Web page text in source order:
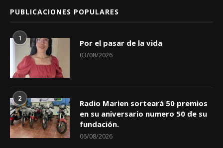
PUBLICACIONES POPULARES
1 Por el pasar de la vida
03/08/2026
2
Radio Marien sorteará 50 premios
en su aniversario numero 50 de su
fundación.
06/08/2026